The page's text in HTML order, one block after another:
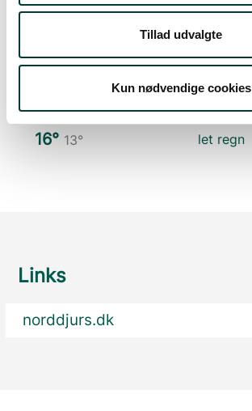
Tillad udvalgte
Kun nødvendige cookies
Søn. 9.Aug
16° 13° let regn
Links
norddjurs.dk